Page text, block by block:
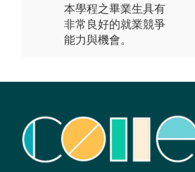
本學程之畢業生具有
非常良好的就業競爭
能力與機會。